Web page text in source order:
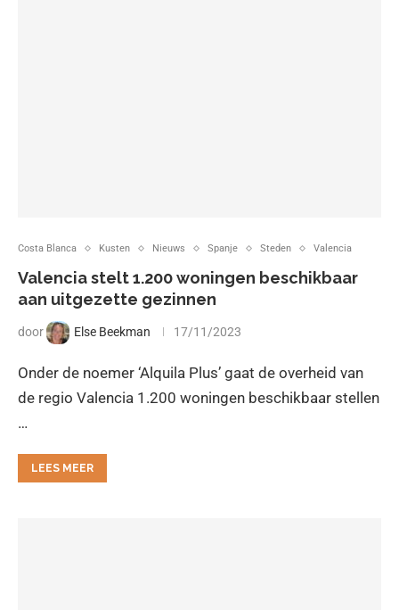
Costa Blanca Kusten Nieuws Spanje Steden Valencia
Valencia stelt 1.200 woningen beschikbaar
aan uitgezette gezinnen
door Else Beekman 17/11/2023
Onder de noemer ‘Alquila Plus’ gaat de overheid van
de regio Valencia 1.200 woningen beschikbaar stellen
…
LEES MEER